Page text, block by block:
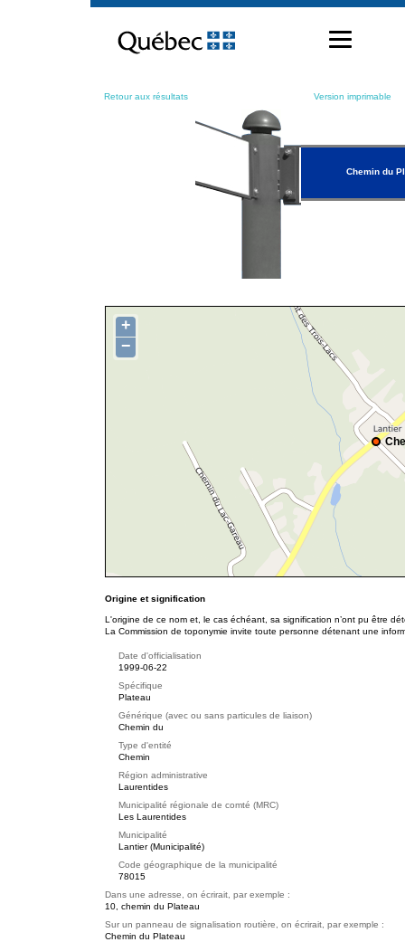
contenu
Retour aux résultats Version imprimable
Chemin du
+
−
Origine et signification
L'origine de ce nom et, le cas échéant, sa signification n’ont pu être
La Commission de toponymie invite toute personne détenant une
Date d'officialisation
1999-06-22
Spécifique
Plateau
Générique (avec ou sans particules de liaison)
Chemin du
Type d'entité
Chemin
Région administrative
Laurentides
Municipalité régionale de comté (MRC)
Les Laurentides
Municipalité
Lantier (Municipalité)
Code géographique de la municipalité
78015
Dans une adresse, on écrirait, par exemple :
10, chemin du Plateau
Sur un panneau de signalisation routière, on écrirait, par exemple :
Chemin du Plateau